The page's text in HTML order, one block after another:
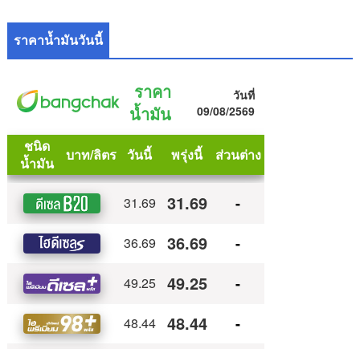
ราคาน้ำมันวันนี้